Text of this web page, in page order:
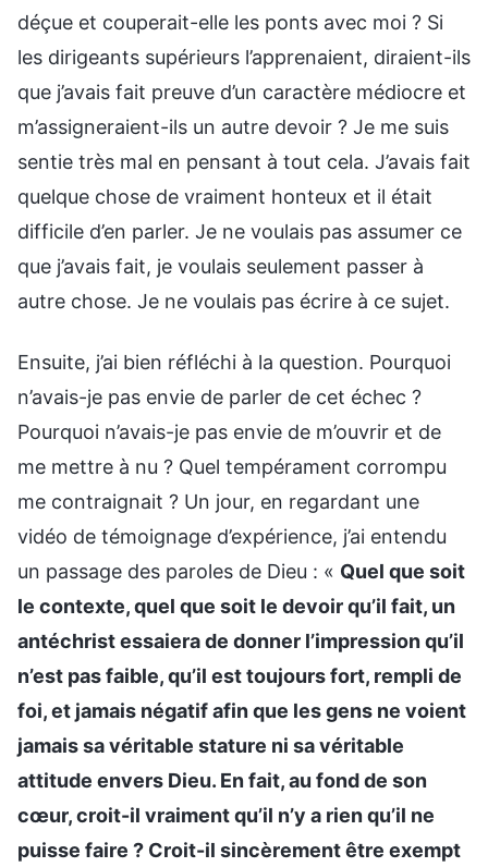
déçue et couperait-elle les ponts avec moi ? Si
les dirigeants supérieurs l’apprenaient, diraient-ils
que j’avais fait preuve d’un caractère médiocre et
m’assigneraient-ils un autre devoir ? Je me suis
sentie très mal en pensant à tout cela. J’avais fait
quelque chose de vraiment honteux et il était
difficile d’en parler. Je ne voulais pas assumer ce
que j’avais fait, je voulais seulement passer à
autre chose. Je ne voulais pas écrire à ce sujet.
Ensuite, j’ai bien réfléchi à la question. Pourquoi
n’avais-je pas envie de parler de cet échec ?
Pourquoi n’avais-je pas envie de m’ouvrir et de
me mettre à nu ? Quel tempérament corrompu
me contraignait ? Un jour, en regardant une
vidéo de témoignage d’expérience, j’ai entendu
un passage des paroles de Dieu : « Quel que soit
le contexte, quel que soit le devoir qu’il fait, un
antéchrist essaiera de donner l’impression qu’il
n’est pas faible, qu’il est toujours fort, rempli de
foi, et jamais négatif afin que les gens ne voient
jamais sa véritable stature ni sa véritable
attitude envers Dieu. En fait, au fond de son
cœur, croit-il vraiment qu’il n’y a rien qu’il ne
puisse faire ? Croit-il sincèrement être exempt